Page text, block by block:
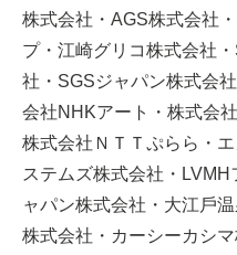
株式会社・AGS株式会社
プ・江崎グリコ株式会社
社・SGSジャパン株式会
会社NHKアート・株式会
株式会社ＮＴＴぷらら・
ステムズ株式会社・LVMH
ャパン株式会社・⼤江⼾
株式会社・カーシーカシ